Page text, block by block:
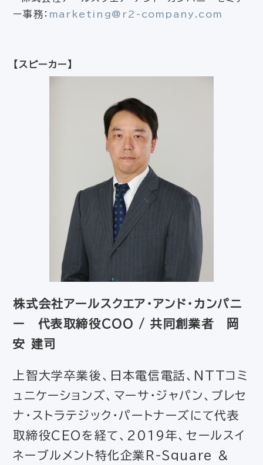
ー事務： marketing@r2-company.com
【スピーカー】
株式会社アールスクエア・アンド・カンパニ
ー 代表取締役COO / 共同創業者 岡
安 建司
上智大学卒業後、日本電信電話、NTTコミ
ュニケーションズ、マーサ・ジャパン、プレセ
ナ・ストラテジック・パートナーズにて代表
取締役CEOを経て、2019年、セールスイ
ネーブルメント特化企業R-Square &